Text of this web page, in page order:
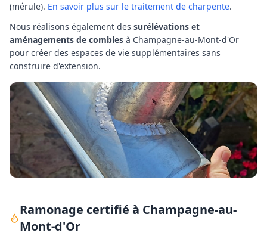
(mérule). En savoir plus sur le traitement de charpente.
Nous réalisons également des surélévations et
aménagements de combles à Champagne-au-Mont-d'Or
pour créer des espaces de vie supplémentaires sans
construire d'extension.
Ramonage certifié à Champagne-au-
Mont-d'Or